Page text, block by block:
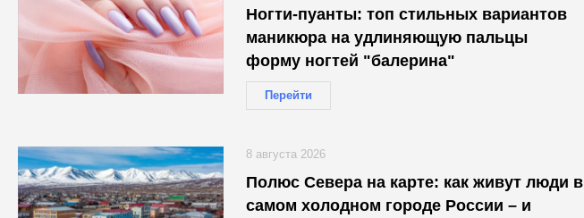
Ногти-пуанты: топ стильных вариантов
маникюра на удлиняющую пальцы
форму ногтей "балерина"
Перейти
Полюс Севера на карте: как живут люди в
самом холодном городе России – и
8 августа 2026